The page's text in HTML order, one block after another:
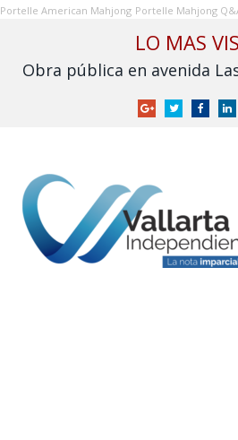
Portelle American Mahjong Portelle Mahjong
LO MAS
GoogleTwitterFacebook